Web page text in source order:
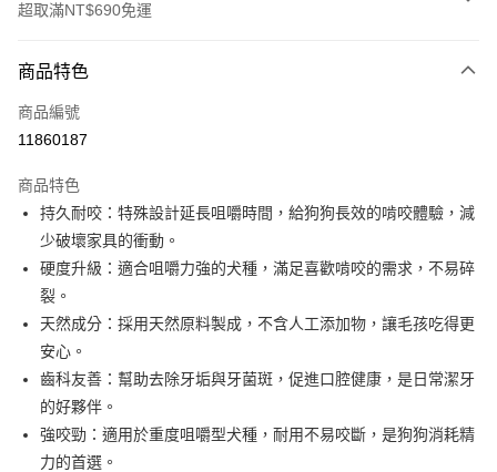
超取滿NT$690免運
信用卡一次付款
超商取貨付款
街口支付
悠遊付
全盈+PAY
AFTEE先享後付
相關說明
【關於「AFTEE先享後付」】
AFTEE先享後付是「在收到商品之後才付款」的支付方式。 讓您購物簡單
１．簡單：不需註冊會員、不需綁卡、不需儲值。
２．便利：只要手機號碼，簡訊認證，即可結帳。
貨到付款
運送方式
商品特色
商品編號
11860187
商品特色
持久耐咬：特殊設計延長咀嚼時間，給狗狗長效的啃咬體驗，減
少破壞家具的衝動。
硬度升級：適合咀嚼力強的犬種，滿足喜歡啃咬的需求，不易碎
裂。
天然成分：採用天然原料製成，不含人工添加物，讓毛孩吃得更
安心。
齒科友善：幫助去除牙垢與牙菌斑，促進口腔健康，是日常潔牙
的好夥伴。
強咬勁：適用於重度咀嚼型犬種，耐用不易咬斷，是狗狗消耗精
力的首選。